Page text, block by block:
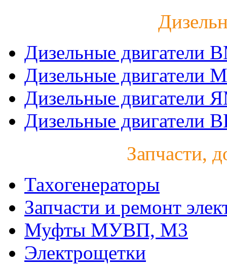
Дизельные двигатели
Дизельные двигатели
Дизельные двигатели
Дизельные двигатели
Запчасти,
Тахогенераторы
Запчасти и ремонт
Муфты МУВП, М3
Электрощетки